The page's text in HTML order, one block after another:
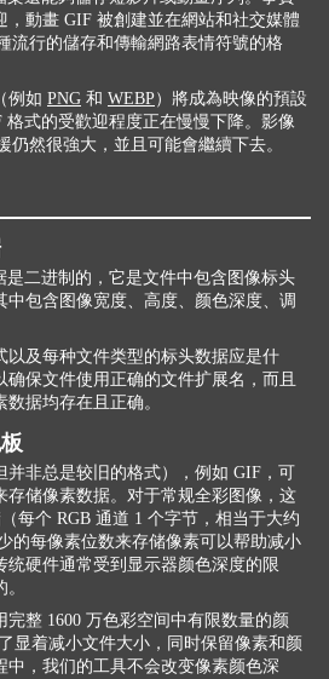
，動畫 GIF 被創建並在網站和社交媒體
流行的儲存和傳輸網路表情符號的格
例如 PNG 和 WEBP）將成為映像的預設
式的受歡迎程度正在慢慢下降。影像
仍然很強大，並且可能會繼續下去。
二进制的，它是文件中包含图像标头
包含图像宽度、高度、颜色深度、调
以及每种文件类型的标头数据应是什
保文件使用正确的文件扩展名，而且
据均存在且正确。
并非总是较旧的格式），例如 GIF，可
存储像素数据。对于常规全彩图像，这
每个 RGB 通道 1 个字节，相当于大约
的每像素位数来存储像素可以帮助减小
统硬件通常受到显示器颜色深度的限
整 1600 万色彩空间中有限数量的颜
显着减小文件大小，同时保留像素和颜
中，我们的工具不会改变像素颜色深